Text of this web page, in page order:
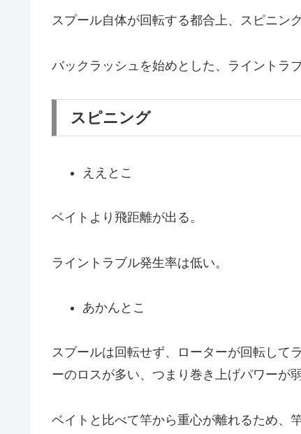
スプール自体が回転する都合上、スピニン
バックラッシュを始めとした、ライントラ
スピニング
ええとこ
ベイトより飛距離が出る。
ライントラブル発生率は低い。
あかんとこ
スプールは回転せず、ローターが回転して
ーのロスが多い、つまり巻き上げパワーが弱
ベイトと比べて竿から重心が離れるため、